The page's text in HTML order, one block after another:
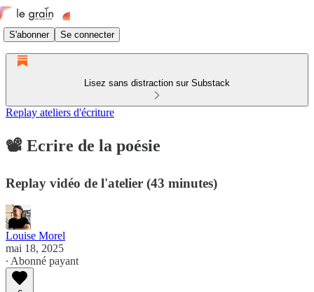
S'abonner Se connecter
Lisez sans distraction sur Substack
Replay ateliers d'écriture
📽️ Ecrire de la poésie
Replay vidéo de l'atelier (43 minutes)
Louise Morel
mai 18, 2025
∙ Abonné payant